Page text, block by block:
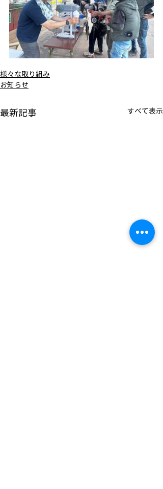
様々な取り組み
お知らせ
最新記事 すべて表示